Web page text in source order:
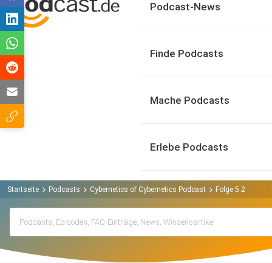
Podcast-News
Finde Podcasts
Mache Podcasts
Erlebe Podcasts
Startseite Podcasts Cybernetics of Cybernetics Podcast Folge 5.2: A